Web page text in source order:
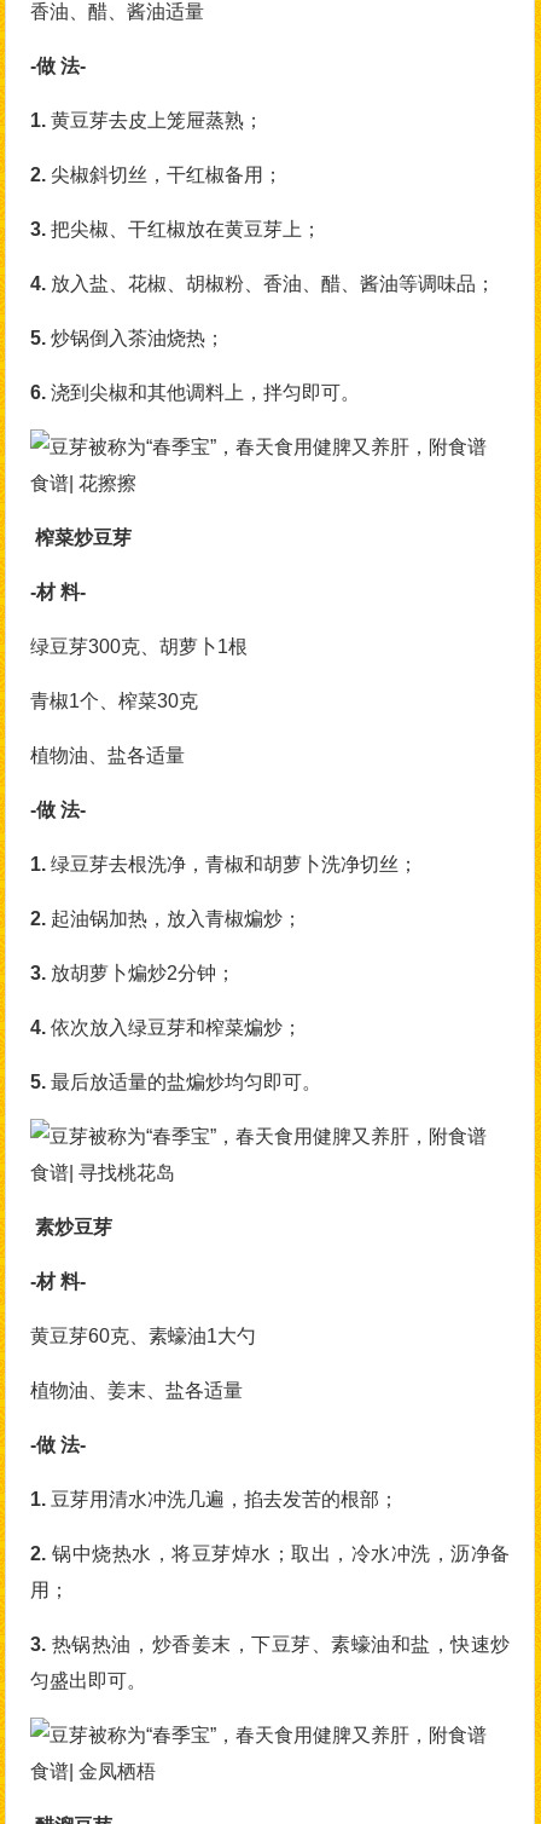
香油、醋、酱油适量
-做 法-
1. 黄豆芽去皮上笼屉蒸熟；
2. 尖椒斜切丝，干红椒备用；
3. 把尖椒、干红椒放在黄豆芽上；
4. 放入盐、花椒、胡椒粉、香油、醋、酱油等调味品；
5.炒锅倒入茶油烧热；
6. 浇到尖椒和其他调料上，拌匀即可。
食谱| 花擦擦
榨菜炒豆芽
-材 料-
绿豆芽300克、胡萝卜1根
青椒1个、榨菜30克
植物油、盐各适量
-做 法-
1.绿豆芽去根洗净，青椒和胡萝卜洗净切丝；
2. 起油锅加热，放入青椒煸炒；
3. 放胡萝卜煸炒2分钟；
4.依次放入绿豆芽和榨菜煸炒；
5. 最后放适量的盐煸炒均匀即可。
食谱| 寻找桃花岛
素炒豆芽
-材 料-
黄豆芽60克、素蠔油1大勺
植物油、姜末、盐各适量
-做 法-
1. 豆芽用清水冲洗几遍，掐去发苦的根部；
2. 锅中烧热水，将豆芽焯水；取出，冷水冲洗，沥净备
用；
3. 热锅热油，炒香姜末，下豆芽、素蠔油和盐，快速炒
匀盛出即可。
食谱| 金凤栖梧